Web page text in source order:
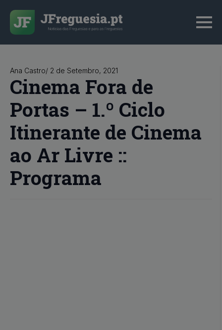
Ana Castro/ 2 de Setembro, 2021
Cinema Fora de
Portas – 1.º Ciclo
Itinerante de Cinema
ao Ar Livre ::
Programa